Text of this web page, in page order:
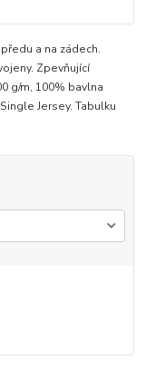
a na zádech.
Zpevňující
g/m, 100% bavlna
Jersey. Tabulku